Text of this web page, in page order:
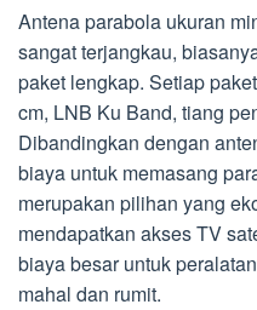
Antena parabola ukuran
sangat terjangkau,
paket lengkap. Setiap
cm, LNB Ku Band, tiang
Dibandingkan dengan
biaya untuk memasang
merupakan pilihan yang
mendapatkan akses TV
biaya besar untuk
mahal dan rumit.